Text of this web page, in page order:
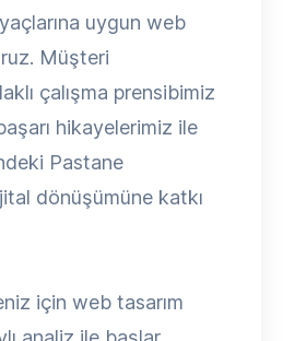
uygun web
Müşteri
çalışma prensibimiz
hikayelerimiz ile
Pastane
dönüşümüne katkı
için web tasarım